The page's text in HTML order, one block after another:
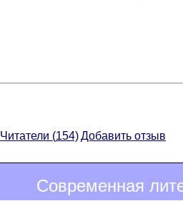
Читатели (154)Добавить отзыв
Современная